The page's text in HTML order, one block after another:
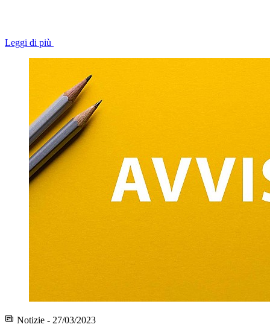
Leggi di più
Notizie - 27/03/2023